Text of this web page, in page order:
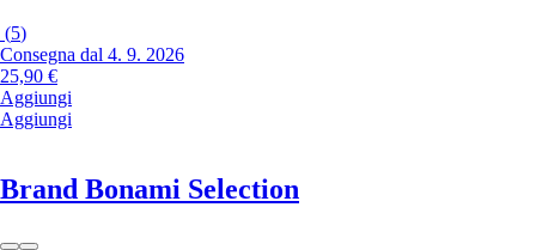
(5)
Consegna dal 4. 9. 2026
25,90 €
Aggiungi
Aggiungi
Brand Bonami Selection